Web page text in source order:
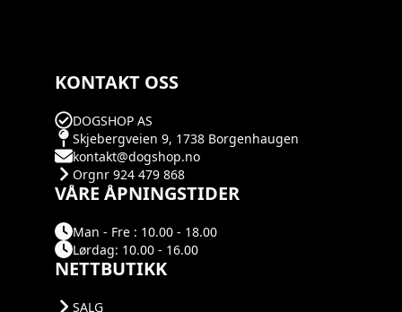
KONTAKT OSS
DOGSHOP AS
Skjebergveien 9, 1738 Borgenhaugen
kontakt@dogshop.no
Orgnr 924 479 868
VÅRE ÅPNINGSTIDER
Man - Fre : 10.00 - 18.00
Lørdag: 10.00 - 16.00
NETTBUTIKK
SALG